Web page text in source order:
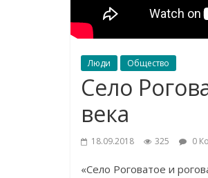
Люди Общество
Село
века
18.09.2018 325 0
«Село Роговатое и